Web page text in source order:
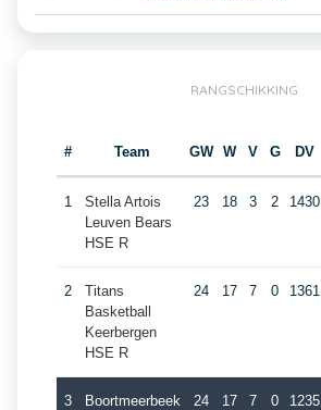
RANGSCHIKKING
# Team GW W V G DV
1
Stella Artois
Leuven Bears
HSE R
23 18 3 2 1430
2
Titans
Basketball
Keerbergen
HSE R
24 17 7 0 1361
3 Boortmeerbeek 24 17 7 0 1235